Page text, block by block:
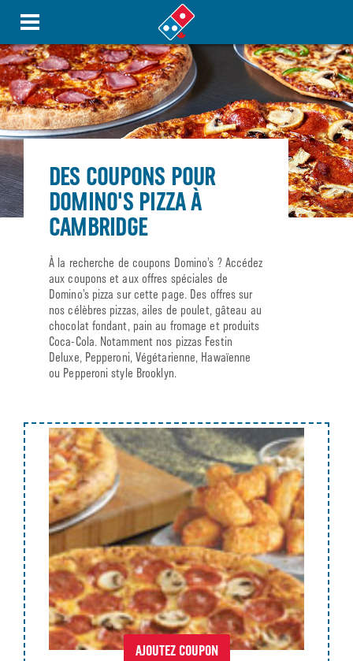
DES COUPONS POUR
DOMINO'S PIZZA À
CAMBRIDGE
À la recherche de coupons Domino’s ? Accédez
aux coupons et aux offres spéciales de
Domino’s pizza sur cette page. Des offres sur
nos célèbres pizzas, ailes de poulet, gâteau au
chocolat fondant, pain au fromage et produits
Coca-Cola. Notamment nos pizzas Festin
Deluxe, Pepperoni, Végétarienne, Hawaïenne
ou Pepperoni style Brooklyn.
AJOUTEZ COUPON